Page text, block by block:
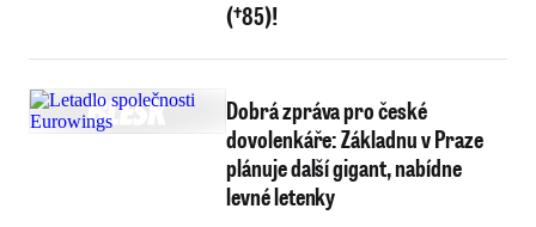
(†85)!
Dobrá zpráva pro české
dovolenkáře: Základnu v Praze
plánuje další gigant, nabídne
levné letenky